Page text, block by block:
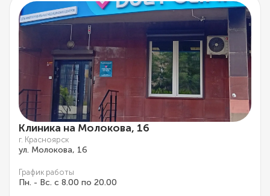
Клиника на Молокова, 16
г. Красноярск
ул. Молокова, 16
График работы
Пн. - Вс. с 8.00 по 20.00